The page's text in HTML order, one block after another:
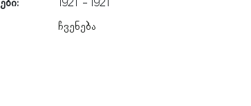
1921
1921
ჩვენება